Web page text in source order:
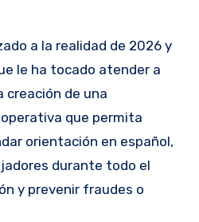
a la realidad de 2026 y
le ha tocado atender a
creación de una
que permita
orientación en español,
durante todo el
y prevenir fraudes o